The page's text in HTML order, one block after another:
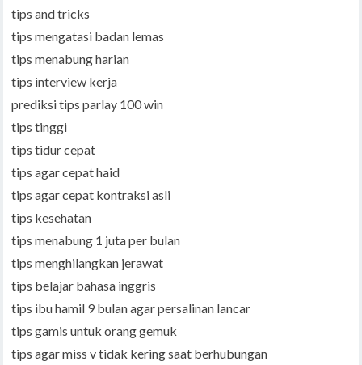
tips and tricks
tips mengatasi badan lemas
tips menabung harian
tips interview kerja
prediksi tips parlay 100 win
tips tinggi
tips tidur cepat
tips agar cepat haid
tips agar cepat kontraksi asli
tips kesehatan
tips menabung 1 juta per bulan
tips menghilangkan jerawat
tips belajar bahasa inggris
tips ibu hamil 9 bulan agar persalinan lancar
tips gamis untuk orang gemuk
tips agar miss v tidak kering saat berhubungan